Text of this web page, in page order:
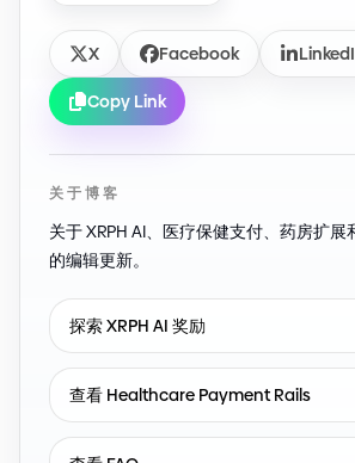
X Facebook
Copy Link
关于博客
关于 XRPH AI、医疗保健支付、药房扩
的编辑更新。
探索 XRPH AI 奖励
查看 Healthcare Payment Rails